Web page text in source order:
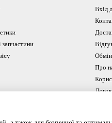
запчастини
Вхід
Про